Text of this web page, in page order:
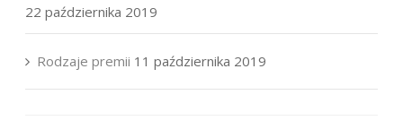
22 października 2019
Rodzaje premii 11 października 2019